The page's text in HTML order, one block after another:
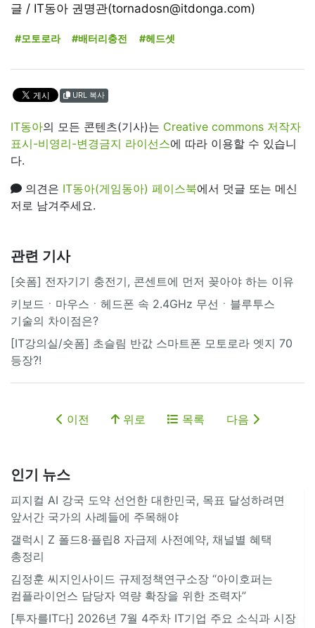
글 / IT동아 권명관(tornadosn@itdonga.com)
#모토로라 #배터리충전 #헤드셋
URL 복사
IT동아의 모든 콘텐츠(기사)는 Creative commons 저작자
표시-비영리-변경금지 라이선스에 따라 이용할 수 있습니
다.
의견은 IT동아(게임동아) 페이스북에서 덧글 또는 메신
저로 남겨주세요.
관련 기사
[숏폼] 전자기기 충전기, 콘센트에 먼저 꽂아야 하는 이유
키보드ㆍ마우스ㆍ헤드폰 속 2.4GHz 무선ㆍ블루투스
기술의 차이점은?
[IT강의실/숏폼] 초슬림 반값 스마트폰 모토로라 엣지 70
등장?!
이전 위로 목록 다음
인기 뉴스
피지컬 AI 강국 도약 선언한 대한민국, 목표 달성하려면
앞서간 국가의 사례들에 주목해야
갤럭시 Z 폴드8·플립8 자급제 사전예약, 채널별 혜택
총정리
김정훈 씨지인사이드 규제정책연구소장 “아이호퍼는
컴플라이언스 담당자 역량 확장을 위한 조력자”
[투자를IT다] 2026년 7월 4주차 IT기업 주요 소식과 시장